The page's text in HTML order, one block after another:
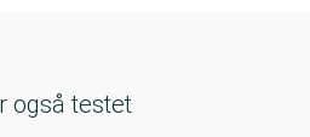
også testet